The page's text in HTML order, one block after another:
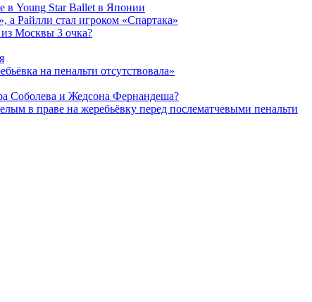
в Young Star Ballet в Японии
Райлли стал игроком «Спартака»
Москвы 3 очка?
на пенальти отсутствовала»
Соболева и Жедсона Фернандеша?
в праве на жеребьёвку перед послематчевыми пенальти